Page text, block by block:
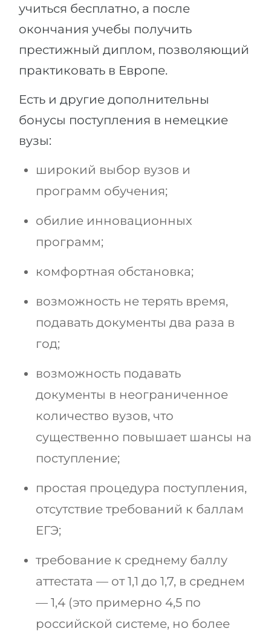
учиться бесплатно, а после
окончания учебы получить
престижный диплом, позволяющий
практиковать в Европе.
Есть и другие дополнительны
бонусы поступления в немецкие
вузы:
широкий выбор вузов и
программ обучения;
обилие инновационных
программ;
комфортная обстановка;
возможность не терять время,
подавать документы два раза в
год;
возможность подавать
документы в неограниченное
количество вузов, что
существенно повышает шансы на
поступление;
простая процедура поступления,
отсутствие требований к баллам
ЕГЭ;
требование к среднему баллу
аттестата — от 1,1 до 1,7, в среднем
— 1,4 (это примерно 4,5 по
российской системе, но более